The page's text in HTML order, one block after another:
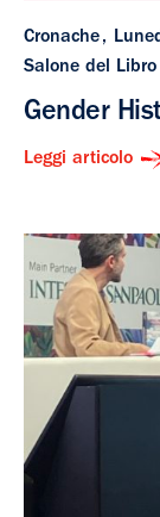
Cronache
Salone del
Gender
Leggi articolo